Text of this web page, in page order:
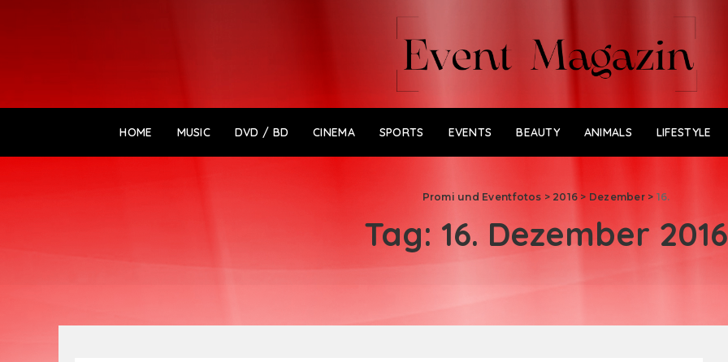
HOME MUSIC DVD / BD CINEMA SPORTS EVENTS BEAUTY ANIMALS LIFESTYLE
Promi und Eventfotos > 2016 > Dezember> 16.
Tag: 16. Dezember 2016